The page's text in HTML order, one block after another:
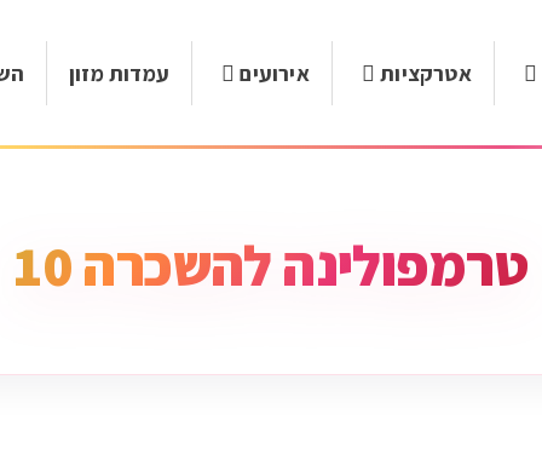
אטרקציות אירועים עמדות מזון
טרמפולינה להשכרה 10